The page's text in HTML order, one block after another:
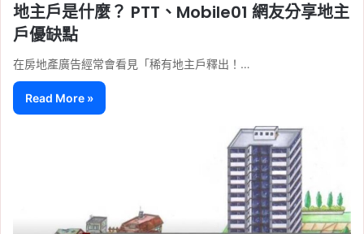
地主戶是什麼？ PTT、Mobile01 網友分享地主
戶優缺點
在房地產廣告經常會看見「稀有地主戶釋出！…
Read More »